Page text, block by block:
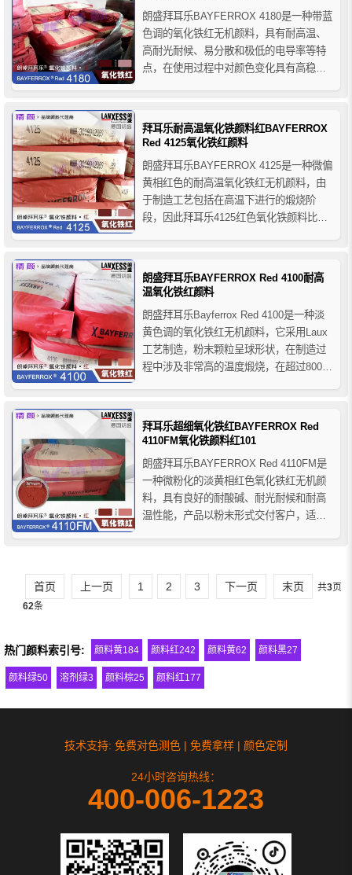
朗盛拜耳乐BAYFERROX 4180是一种带蓝
色调的氧化铁红无机颜料，具有耐高温、
高耐光耐候、易分散和极低的电导率等特
点，在使用过程中对颜色变化具有高稳定
张等产品的着色。
拜耳乐耐高温氧化铁颜料红BAYFERROX
Red 4125氧化铁红颜料
朗盛拜耳乐BAYFERROX 4125是一种微偏
黄相红色的耐高温氧化铁红无机颜料，由
于制造工艺包括在高温下进行的煅烧阶
段，因此拜耳乐4125红色氧化铁颜料比其
户，可用于从建筑材料、油漆和涂料、塑
料到纸张等多种材料的着色。
朗盛拜耳乐BAYFERROX Red 4100耐高
温氧化铁红颜料
朗盛拜耳乐Bayferrox Red 4100是一种淡
黄色调的氧化铁红无机颜料，它采用Laux
工艺制造，粉末颗粒呈球形状，在制造过
程中涉及非常高的温度煅烧，在超过800ºC
率，对颜色变化的稳定性高，由于生产过
程中的强力研磨，颜料团聚体的含量显着
拜耳乐超细氧化铁红BAYFERROX Red
4110FM氧化铁颜料红101
朗盛拜耳乐BAYFERROX Red 4110FM是
一种微粉化的淡黄相红色氧化铁红无机颜
料，具有良好的耐酸碱、耐光耐候和耐高
温性能，产品以粉末形式交付客户，适用
首页 上一页 1 2 3 下一页 末页 共3页
62条
热门颜料索引号: 颜料黄184 颜料红242 颜料黄62 颜料黑27
颜料绿50 溶剂绿3 颜料棕25 颜料红177
技术支持: 免费对色测色 | 免费拿样 | 颜色定制
24小时咨询热线：
400-006-1223